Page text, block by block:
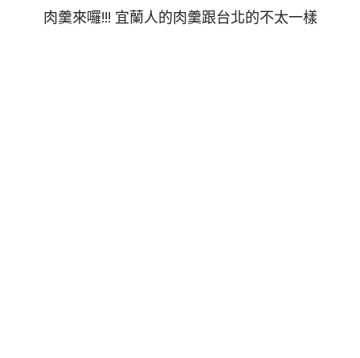
肉羹來囉!!! 宜蘭人的肉羹跟台北的不太一樣